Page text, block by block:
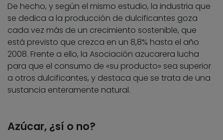
De hecho, y según el mismo estudio, la industria que
se dedica a la producción de dulcificantes goza
cada vez más de un crecimiento sostenible, que
está previsto que crezca en un 8,8% hasta el año
2008. Frente a ello, la Asociación azucarera lucha
para que el consumo de «su producto» sea superior
a otros dulcificantes, y destaca que se trata de una
sustancia enteramente natural.
Azúcar, ¿sí o no?